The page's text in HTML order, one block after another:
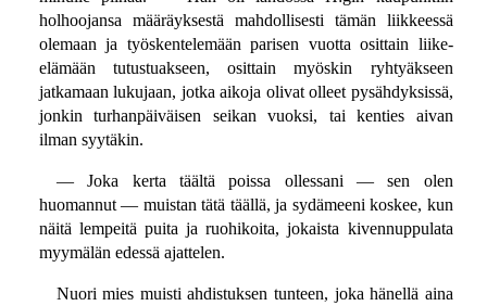
holhoojansa määräyksestä mahdollisesti tämän liikkeessä
olemaan ja työskentelemään parisen vuotta osittain liike-
elämään tutustuakseen, osittain myöskin ryhtyäkseen
jatkamaan lukujaan, jotka aikoja olivat olleet pysähdyksissä,
jonkin turhanpäiväisen seikan vuoksi, tai kenties aivan
ilman syytäkin.
— Joka kerta täältä poissa ollessani — sen olen
huomannut — muistan tätä täällä, ja sydämeeni koskee, kun
näitä lempeitä puita ja ruohikoita, jokaista kivennuppulata
myymälän edessä ajattelen.
Nuori mies muisti ahdistuksen tunteen, joka hänellä aina